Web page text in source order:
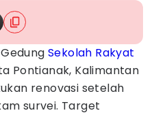
Sekolah Rakyat
Pontianak, Kalimantan
renovasi setelah
survei. Target